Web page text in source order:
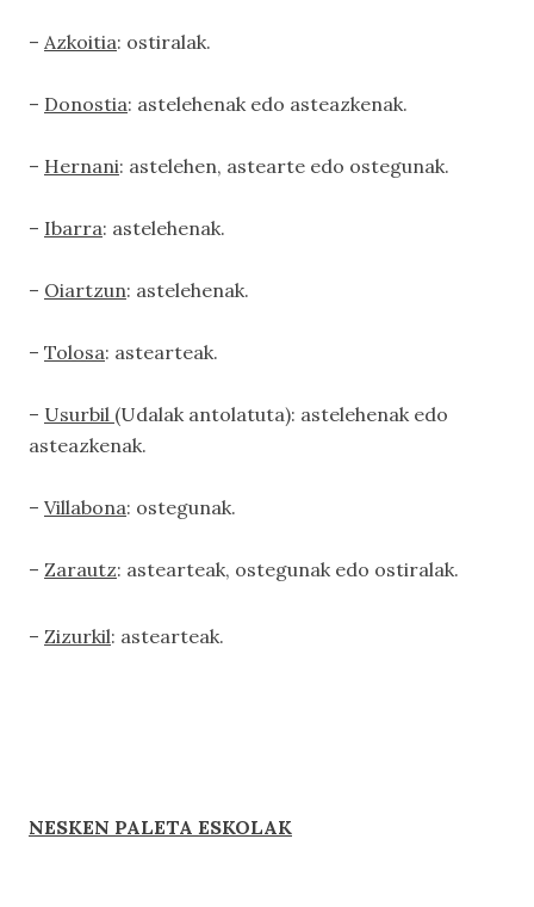
– Azkoitia: ostiralak.
– Donostia: astelehenak edo asteazkenak.
– Hernani: astelehen, astearte edo ostegunak.
– Ibarra: astelehenak.
– Oiartzun: astelehenak.
– Tolosa: astearteak.
– Usurbil (Udalak antolatuta): astelehenak edo
asteazkenak.
– Villabona: ostegunak.
– Zarautz: astearteak, ostegunak edo ostiralak.
– Zizurkil: astearteak.
NESKEN PALETA ESKOLAK